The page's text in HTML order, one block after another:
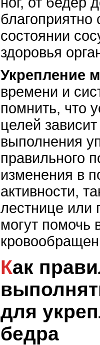
благоприятно
состоянии
здоровья
Укрепление
времени и
помнить, что
целей
выполнения
правильного
изменения в
активности,
лестнице или
могут помочь
Как правильно
для
бедра